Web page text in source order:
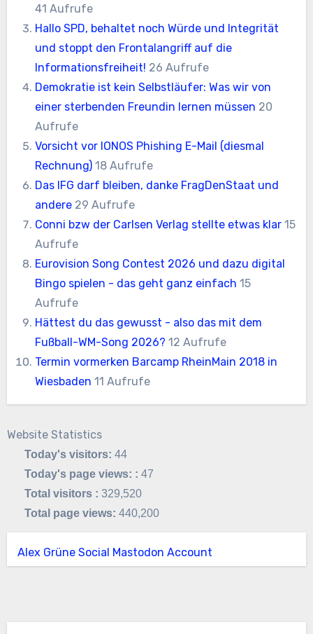
41 Aufrufe
Hallo SPD, behaltet noch Würde und Integrität
und stoppt den Frontalangriff auf die
Informationsfreiheit! 26 Aufrufe
Demokratie ist kein Selbstläufer: Was wir von
einer sterbenden Freundin lernen müssen 20
Aufrufe
Vorsicht vor IONOS Phishing E-Mail (diesmal
Rechnung) 18 Aufrufe
Das IFG darf bleiben, danke FragDenStaat und
andere 29 Aufrufe
Conni bzw der Carlsen Verlag stellte etwas klar 15
Aufrufe
Eurovision Song Contest 2026 und dazu digital
Bingo spielen - das geht ganz einfach 15
Aufrufe
Hättest du das gewusst - also das mit dem
Fußball-WM-Song 2026? 12 Aufrufe
Termin vormerken Barcamp RheinMain 2018 in
Wiesbaden 11 Aufrufe
Website Statistics
Today's visitors:44
Today's page views: :47
Total visitors :329,520
Total page views:440,200
Alex Grüne Social Mastodon Account